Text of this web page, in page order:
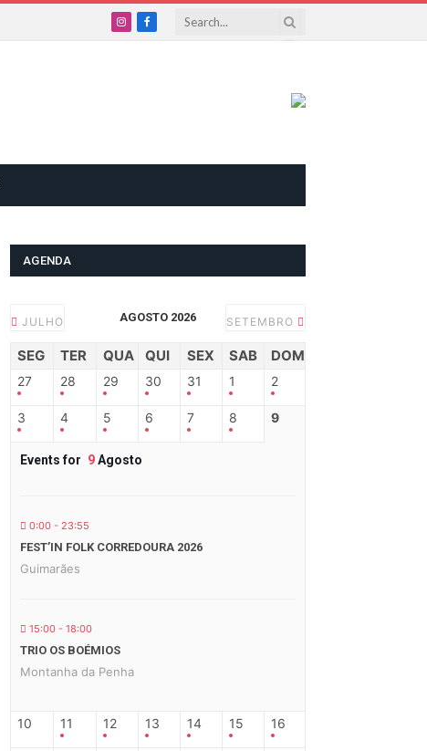
InstagramFacebook
AGENDA
JULHO AGOSTO 2026 SETEMBRO
SEG TER QUA QUI SEX SAB DOM
27 28 29 30 31 1 2
3 4 5 6 7 8 9
Events for 9Agosto
0:00 - 23:55
FEST’IN FOLK CORREDOURA 2026
Guimarães
15:00 - 18:00
TRIO OS BOÉMIOS
Montanha da Penha
10 11 12 13 14 15 16